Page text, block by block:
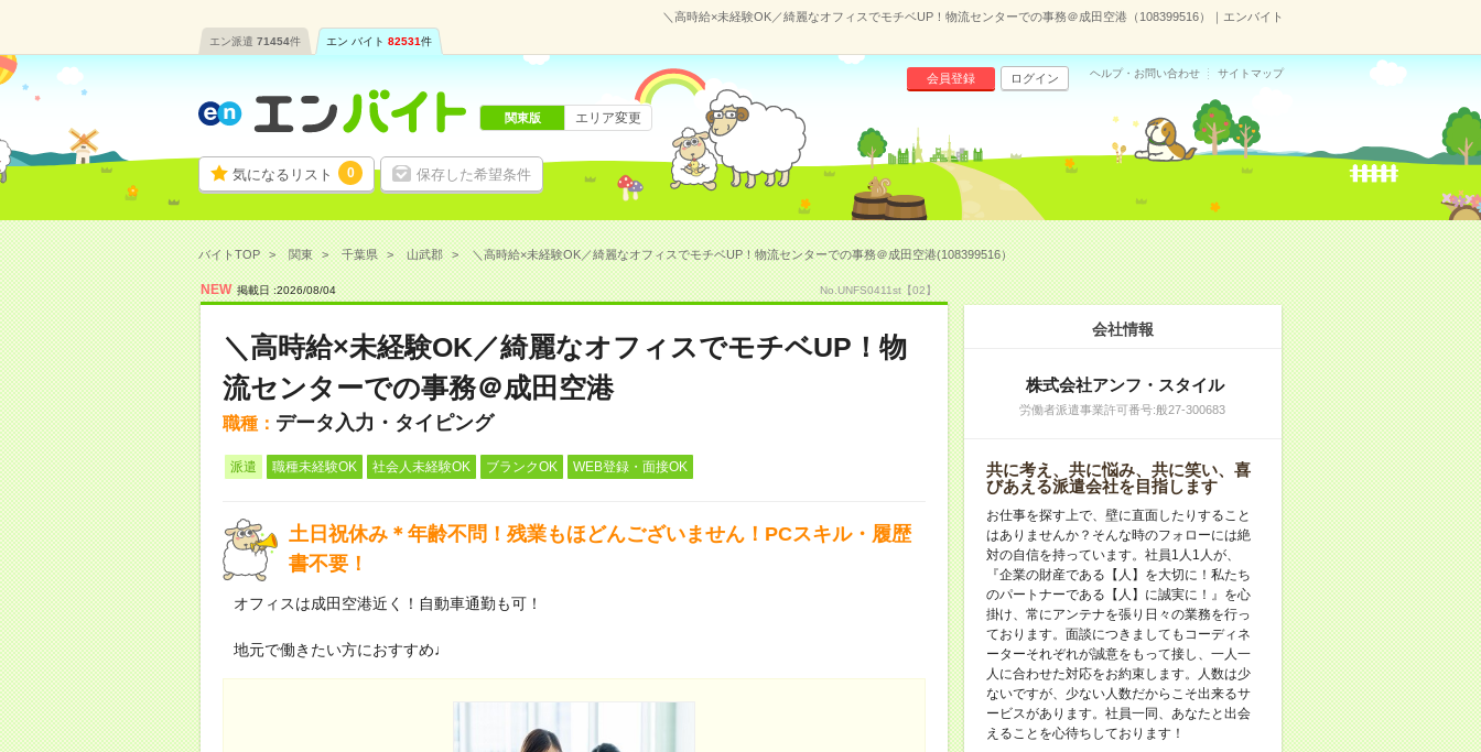
＼高時給×未経験OK／綺麗なオフィスでモチベUP！物流センターでの事務＠成田空港（108399516）｜エンバイト
エン派遣 71454件 エン バイト 82531件
気になるリスト 0 保存した希望条件
会員登録 ログイン ヘルプ・お問い合わせ サイトマップ
関東版 エリア変更
バイトTOP 関東 千葉県 山武郡 ＼高時給×未経験OK／綺麗なオフィスでモチベUP！物流センターでの事務＠成田空港(108399516）
NEW 掲載日 :2026/08/04 No.UNFS0411st【02】
＼高時給×未経験OK／綺麗なオフィスでモチベUP！物
流センターでの事務＠成田空港
職種： データ入力・タイピング
派遣 職種未経験OK 社会人未経験OK ブランクOK WEB登録・面接OK
土日祝休み＊年齢不問！残業もほどんございません！PCスキル・履歴
書不要！
オフィスは成田空港近く！自動車通勤も可！
地元で働きたい方におすすめ♩
会社情報
株式会社アンフ・スタイル
労働者派遣事業許可番号:般27-300683
共に考え、共に悩み、共に笑い、喜
びあえる派遣会社を目指します
お仕事を探す上で、壁に直面したりすること
はありませんか？そんな時のフォローには絶
対の自信を持っています。社員1人1人が、
『企業の財産である【人】を大切に！私たち
のパートナーである【人】に誠実に！』を心
掛け、常にアンテナを張り日々の業務を行っ
ております。面談につきましてもコーディネ
ーターそれぞれが誠意をもって接し、一人一
人に合わせた対応をお約束します。人数は少
ないですが、少ない人数だからこそ出来るサ
ービスがあります。社員一同、あなたと出会
えることを心待ちしております！